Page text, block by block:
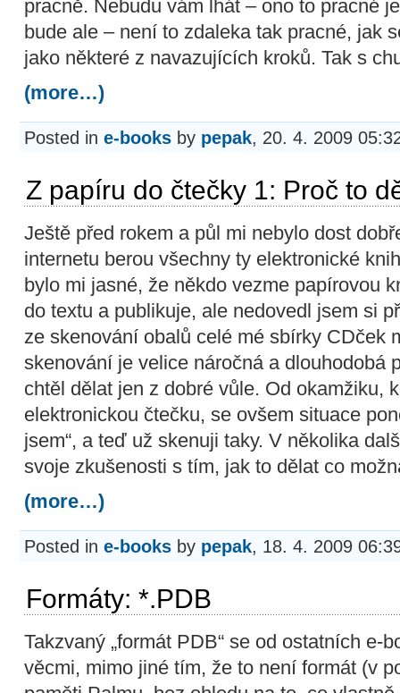
pracně. Nebudu vám lhát – ono to pracné
bude ale – není to zdaleka tak pracné, jak
jako některé z navazujících kroků. Tak s
(more…)
Posted in e-books by pepak, 20. 4. 2009
Z papíru do čtečky 1: Proč to
Ještě před rokem a půl mi nebylo dost
internetu berou všechny ty elektronické
bylo mi jasné, že někdo vezme papírovou
do textu a publikuje, ale nedovedl jsem si
ze skenování obalů celé mé sbírky CDček
skenování je velice náročná a dlouhodobá
chtěl dělat jen z dobré vůle. Od okamžiku,
elektronickou čtečku, se ovšem situace
jsem“, a teď už skenuji taky. V několika
svoje zkušenosti s tím, jak to dělat co
(more…)
Posted in e-books by pepak, 18. 4. 2009
Formáty: *.PDB
Takzvaný „formát PDB“ se od ostatních e-
věcmi, mimo jiné tím, že to není formát (v